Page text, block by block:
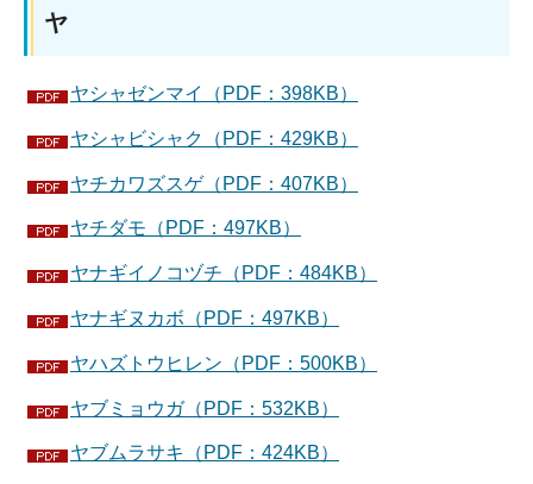
ヤ
ヤシャゼンマイ（PDF：398KB）
ヤシャビシャク（PDF：429KB）
ヤチカワズスゲ（PDF：407KB）
ヤチダモ（PDF：497KB）
ヤナギイノコヅチ（PDF：484KB）
ヤナギヌカボ（PDF：497KB）
ヤハズトウヒレン（PDF：500KB）
ヤブミョウガ（PDF：532KB）
ヤブムラサキ（PDF：424KB）